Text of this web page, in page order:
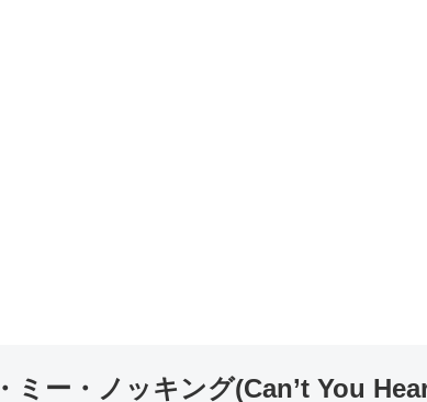
ミー・ノッキング(Can’t You